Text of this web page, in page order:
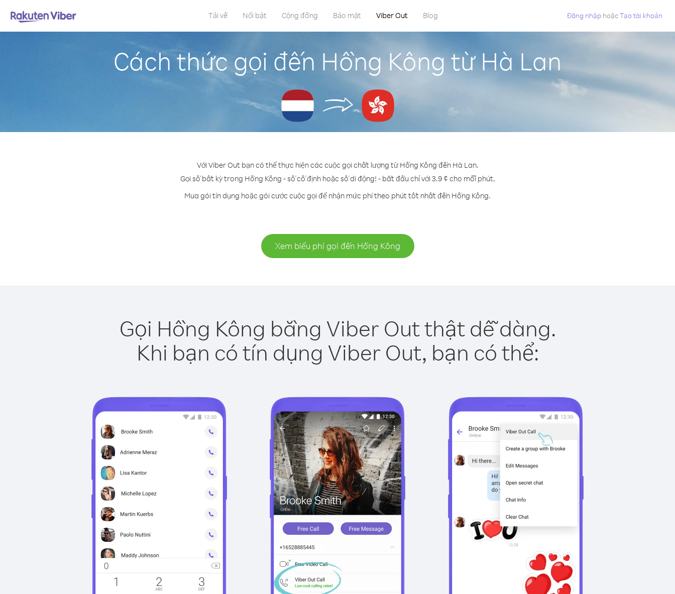
Tải về Nổi bật Cộng đồng Bảo mật Viber Out Blog Đăng nhập hoặcTạo tài khoản
Cách thức gọi đến Hồng Kông từ Hà Lan
Với Viber Out bạn có thể thực hiện các cuộc gọi chất lượng từ Hồng Kông đến Hà Lan.
Gọi số bất kỳ trong Hồng Kông - số cố định hoặc số di động! - bắt đầu chỉ với 3.9 ¢ cho mỗi phút.
Mua gói tín dụng hoặc gói cước cuộc gọi để nhận mức phí theo phút tốt nhất đến Hồng Kông.
Xem biểu phí gọi đến Hồng Kông
Gọi Hồng Kông bằng Viber Out thật dễ dàng.
Khi bạn có tín dụng Viber Out, bạn có thể: